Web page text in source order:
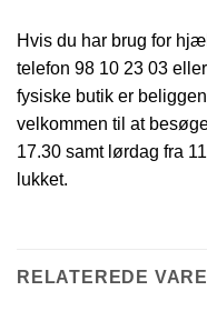
Hvis du har brug for
telefon 98 10 23 03
fysiske butik er
velkommen til at
17.30 samt lørdag fra
lukket.
RELATEREDE